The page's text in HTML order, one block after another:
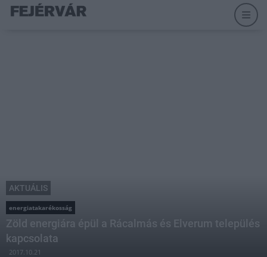
AKTUÁLIS
energiatakarékosság
Zöld energiára épül a Rácalmás és Elverum település
kapcsolata
2017.10.21